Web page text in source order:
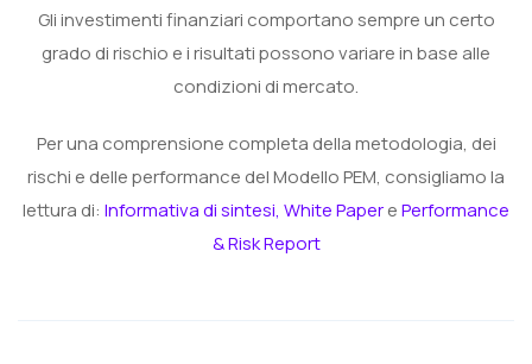
Gli investimenti finanziari comportano sempre un certo
grado di rischio e i risultati possono variare in base alle
condizioni di mercato.
Per una comprensione completa della metodologia, dei
rischi e delle performance del Modello PEM, consigliamo la
lettura di: Informativa di sintesi, White PaperePerformance
& Risk Report